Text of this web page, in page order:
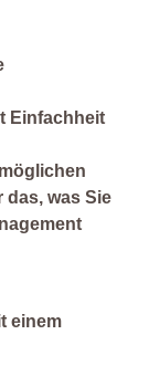
Einfachheit
das, was Sie
einem